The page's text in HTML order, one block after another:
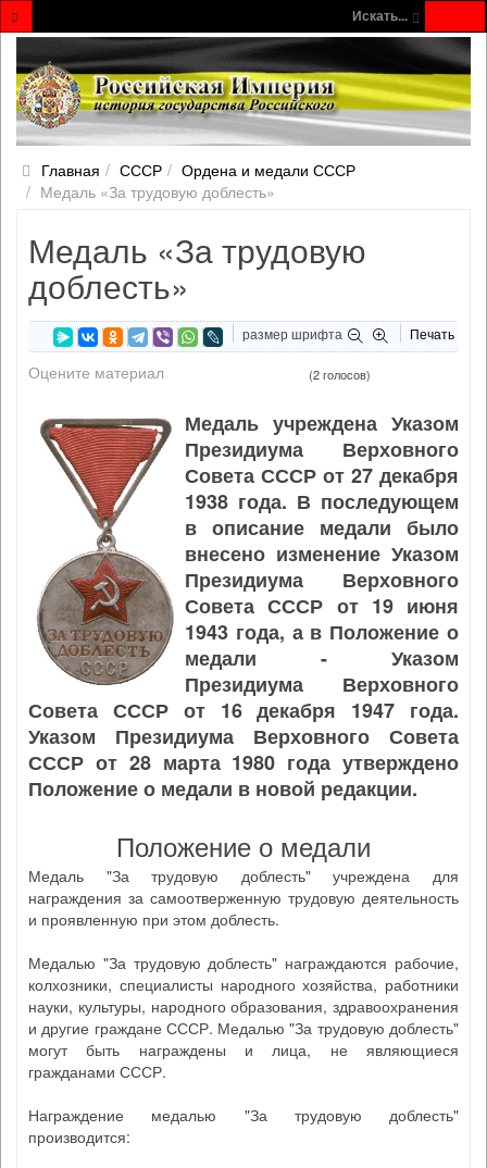
Искать...
Главная СССР
Ордена и медали СССР
Медаль «За трудовую доблесть»
Медаль «За трудовую
доблесть»
размер шрифта Печать
Оцените материал (2 голосов)
Медаль учреждена Указом
Президиума Верховного
Совета СССР от 27 декабря
1938 года. В последующем
в описание медали было
внесено изменение Указом
Президиума Верховного
Совета СССР от 19 июня
1943 года, а в Положение о
медали - Указом
Президиума Верховного
Совета СССР от 16 декабря 1947 года.
Указом Президиума Верховного Совета
СССР от 28 марта 1980 года утверждено
Положение о медали в новой редакции.
Положение о медали
Медаль "За трудовую доблесть" учреждена для
награждения за самоотверженную трудовую деятельность
и проявленную при этом доблесть.
Медалью "За трудовую доблесть" награждаются рабочие,
колхозники, специалисты народного хозяйства, работники
науки, культуры, народного образования, здравоохранения
и другие граждане СССР. Медалью "За трудовую доблесть"
могут быть награждены и лица, не являющиеся
гражданами СССР.
Награждение медалью "За трудовую доблесть"
производится: